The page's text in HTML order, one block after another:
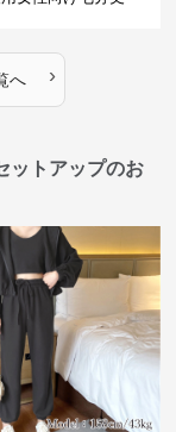
へ ›
ットアップのお